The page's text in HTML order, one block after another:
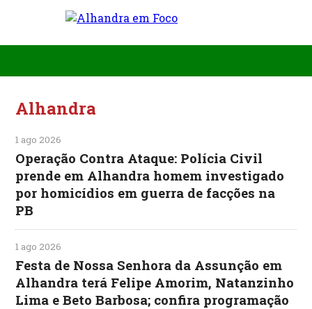
Alhandra
1 ago 2026
Operação Contra Ataque: Polícia Civil
prende em Alhandra homem investigado
por homicídios em guerra de facções na
PB
1 ago 2026
Festa de Nossa Senhora da Assunção em
Alhandra terá Felipe Amorim, Natanzinho
Lima e Beto Barbosa; confira programação